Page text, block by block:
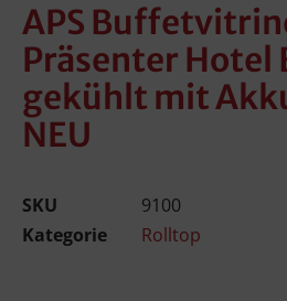
APS
Präsenter Hotel
gekühlt mit
NEU
SKU
9100
Kategorie
Rolltop